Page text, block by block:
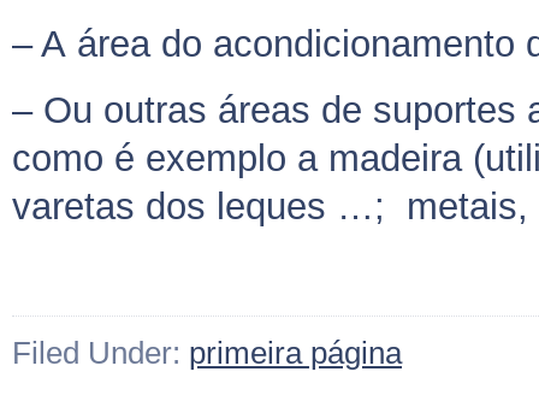
– A área do acondicionamento
– Ou outras áreas de suportes
como é exemplo a madeira
varetas dos leques …; metais,
Filed Under: primeira página